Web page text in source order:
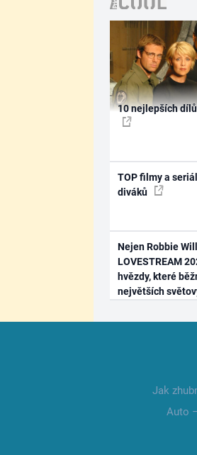
10 nejlepších
TOP filmy a
diváků
Nejen Robbie
LOVESTREAM
hvězdy, které
největších
Jak
Auto